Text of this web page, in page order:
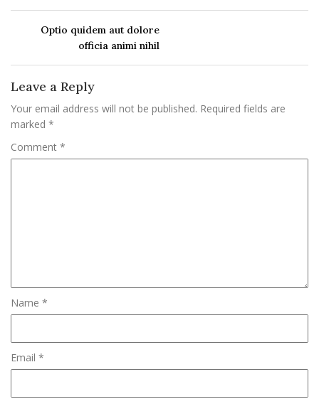
Optio quidem aut dolore
officia animi nihil
Leave a Reply
Your email address will not be published. Required fields are
marked *
Comment *
Name *
Email *